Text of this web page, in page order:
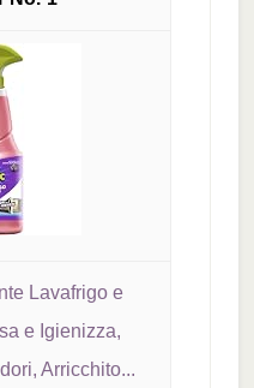
Lavafrigo e
e Igienizza,
Arricchito...